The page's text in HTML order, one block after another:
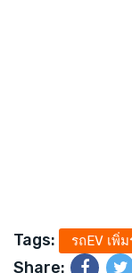
Tags: รถEV เพิ่
Share: